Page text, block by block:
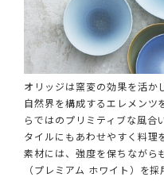
オリッジは窯変の効果を活か
自然界を構成するエレメンツ
らではのプリミティブな風合
タイルにもあわせやすく料理
素材には、強度を保ちながら
（プレミアム ホワイト）を採